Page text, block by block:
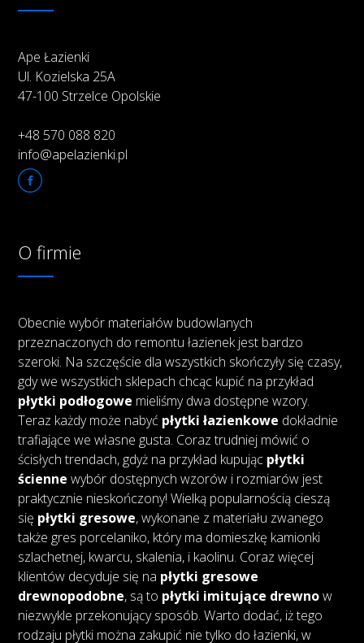
Ape Łazienki
Ul. Kozielska 25A
47-100 Strzelce Opolskie
+48 570 088 820
info@apelazienki.pl
O firmie
Obecnie wybór materiałów budowlanych
przeznaczonych do remontu łazienek jest bardzo
szeroki. Na szczęście dla wszystkich skończyły się czasy,
gdy we wszystkich sklepach chcąc kupić na przykład
płytki podłogowe mieliśmy dwa dostępne wzory.
Teraz każdy może nabyć płytki łazienkowe dokładnie
trafiające we własne gusta. Coraz trudniej mówić o
ścisłych trendach, gdyż na przykład kupując płytki
ścienne wybór dostępnych wzorów i rozmiarów jest
praktycznie nieskończony! Wielką popularnością cieszą
się płytki gresowe, wykonane z materiału zwanego
także gres porcelaniko, który ma domieszkę kamionki
szlachetnej, kwarcu, skalenia, i kaolinu. Coraz więcej
klientów decyduje się na płytki gresowe
drewnopodobne, są to płytki imitujące drewnow
niezwykle przekonujący sposób. Warto dodać, iż tego
rodzaju płytki można zakupić nie tylko do łazienki, w